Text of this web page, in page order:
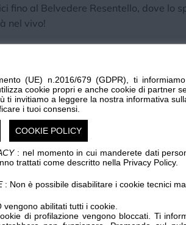
(UE) n.2016/679 (GDPR), ti
cookie propri e anche cookie di partner
ti invitiamo a leggere la nostra informativa
i tuoi consensi.
COOKIE POLICY
: nel momento in cui manderete dati
trattati come descritto nella Privacy Policy.
: Non è possibile disabilitare i cookie tecnici
vengono abilitati tutti i cookie.
di profilazione vengono bloccati. Ti
fino al Belvedere Resentello, dove lo
nel vivo!
libero
amici, famiglia e voglia di divertirvi: vi
CCIAA IMPERIA
policyGestisci cookieCondizioni